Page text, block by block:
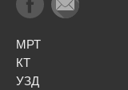
МРТ
КТ
УЗД